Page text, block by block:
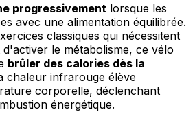
progressivement lorsque les
avec une alimentation équilibrée.
classiques qui nécessitent
le métabolisme, ce vélo
brûler des calories dès la
chaleur infrarouge élève
corporelle, déclenchant
énergétique.